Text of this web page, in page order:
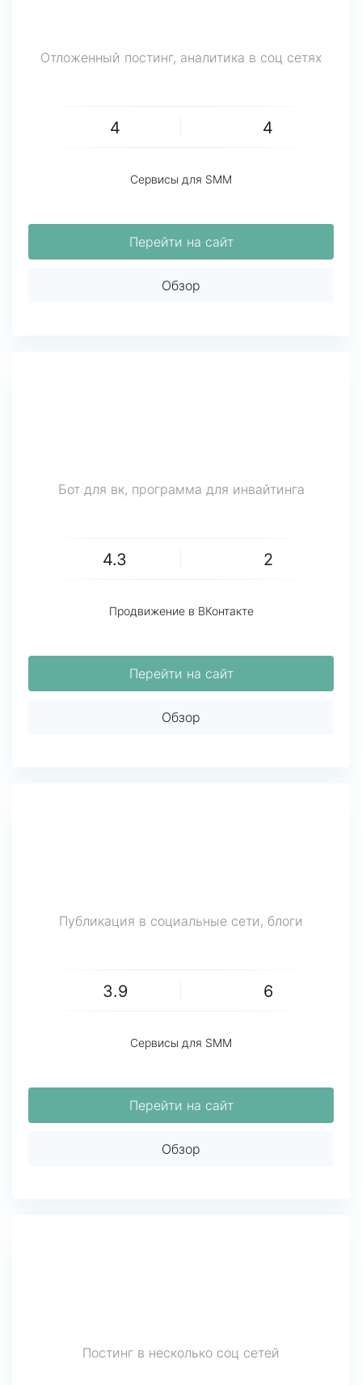
Отложенный постинг, аналитика в соц сетях
4 4
Сервисы для SMM
Перейти на сайт
Обзор
Бот для вк, программа для инвайтинга
4.3 2
Продвижение в ВКонтакте
Перейти на сайт
Обзор
Публикация в социальные сети, блоги
3.9 6
Сервисы для SMM
Перейти на сайт
Обзор
Постинг в несколько соц сетей